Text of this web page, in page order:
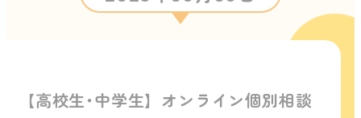
【高校生･中学生】オンライン個別相談